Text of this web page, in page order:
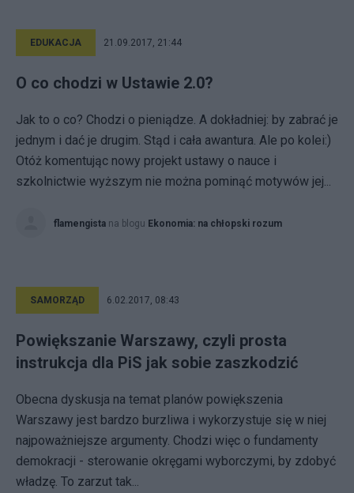
EDUKACJA 21.09.2017, 21:44
O co chodzi w Ustawie 2.0?
Jak to o co? Chodzi o pieniądze. A dokładniej: by zabrać je
jednym i dać je drugim. Stąd i cała awantura. Ale po kolei:)
Otóż komentując nowy projekt ustawy o nauce i
szkolnictwie wyższym nie można pominąć motywów jej...
flamengista na blogu Ekonomia: na chłopski rozum
SAMORZĄD 6.02.2017, 08:43
Powiększanie Warszawy, czyli prosta
instrukcja dla PiS jak sobie zaszkodzić
Obecna dyskusja na temat planów powiększenia
Warszawy jest bardzo burzliwa i wykorzystuje się w niej
najpoważniejsze argumenty. Chodzi więc o fundamenty
demokracji - sterowanie okręgami wyborczymi, by zdobyć
władzę. To zarzut tak...